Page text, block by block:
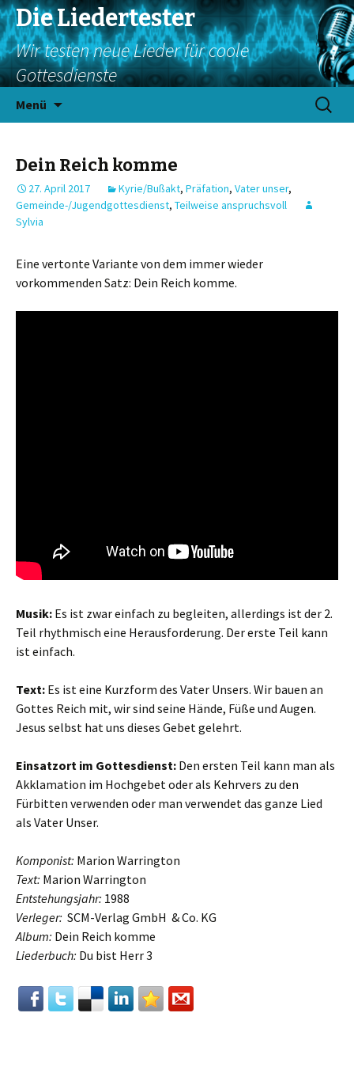
Die Liedertester
Wir testen neue Lieder für coole
Gottesdienste
Menü
Suchen
nach:
Dein Reich komme
27. April 2017 Kyrie/Bußakt, Präfation, Vater unser,
Gemeinde-/Jugendgottesdienst, Teilweise anspruchsvoll
Sylvia
Eine vertonte Variante von dem immer wieder
vorkommenden Satz: Dein Reich komme.
Musik: Es ist zwar einfach zu begleiten, allerdings ist der 2.
Teil rhythmisch eine Herausforderung. Der erste Teil kann
ist einfach.
Text: Es ist eine Kurzform des Vater Unsers. Wir bauen an
Gottes Reich mit, wir sind seine Hände, Füße und Augen.
Jesus selbst hat uns dieses Gebet gelehrt.
Einsatzort im Gottesdienst: Den ersten Teil kann man als
Akklamation im Hochgebet oder als Kehrvers zu den
Fürbitten verwenden oder man verwendet das ganze Lied
als Vater Unser.
Komponist: Marion Warrington
Text: Marion Warrington
Entstehungsjahr: 1988
Verleger: SCM-Verlag GmbH & Co. KG
Album: Dein Reich komme
Liederbuch: Du bist Herr 3